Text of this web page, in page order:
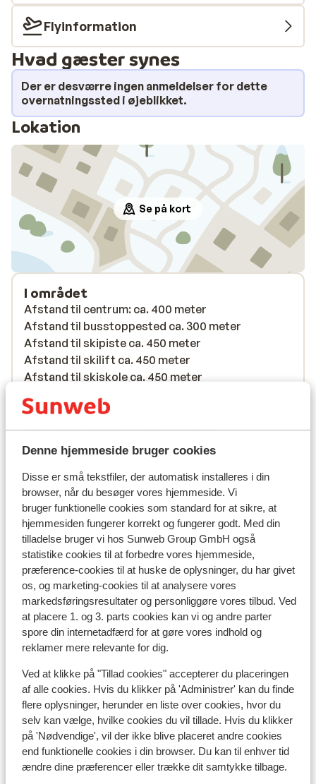
Denne hjemmeside bruger cookies
Disse er små tekstfiler, der automatisk installeres i din
browser, når du besøger vores hjemmeside. Vi
bruger funktionelle cookies som standard for at sikre, at
hjemmesiden fungerer korrekt og fungerer godt. Med din
tilladelse bruger vi hos Sunweb Group GmbH også
statistike cookies til at forbedre vores hjemmeside,
præference-cookies til at huske de oplysninger, du har givet
os, og marketing-cookies til at analysere vores
markedsføringsresultater og personliggøre vores tilbud. Ved
at placere 1. og 3. parts cookies kan vi og andre parter
spore din internetadfærd for at gøre vores indhold og
reklamer mere relevante for dig.
Ved at klikke på "Tillad cookies" accepterer du placeringen
af alle cookies. Hvis du klikker på 'Administrer' kan du finde
flere oplysninger, herunder en liste over cookies, hvor du
selv kan vælge, hvilke cookies du vil tillade. Hvis du klikker
på 'Nødvendige', vil der ikke blive placeret andre cookies
end funktionelle cookies i din browser. Du kan til enhver tid
ændre dine præferencer eller trække dit samtykke tilbage.
Flyinformation
Hvad gæster synes
Der er desværre ingen anmeldelser for dette
overnatningssted i øjeblikket.
Lokation
Se på kort
I området
Afstand til centrum: ca. 400 meter
Afstand til busstoppested ca. 300 meter
Afstand til skipiste ca. 450 meter
Afstand til skilift ca. 450 meter
Afstand til skiskole ca. 450 meter
Afstand til nærmeste butikker ca. 400 meter
Afstand til nærmeste kiosk ca. 500 meter
Nærmeste restaurant ca. 400 meter
På en let skrånende vej
Liftkort/skileje/undervisning
Liftkort
Undervisning
Skileje
Andre overnatningssteder i Les
Sybelles
Chalet la Marmotte
Chalets des Ecrins